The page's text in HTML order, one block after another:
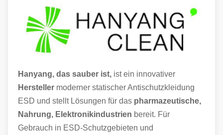
Hanyang, das sauber ist, ist ein innovativer
Hersteller moderner statischer Antischutzkleidung
ESD und stellt Lösungen für das pharmazeutische,
Nahrung, Elektronikindustrien bereit. Für
Gebrauch in ESD-Schutzgebieten und